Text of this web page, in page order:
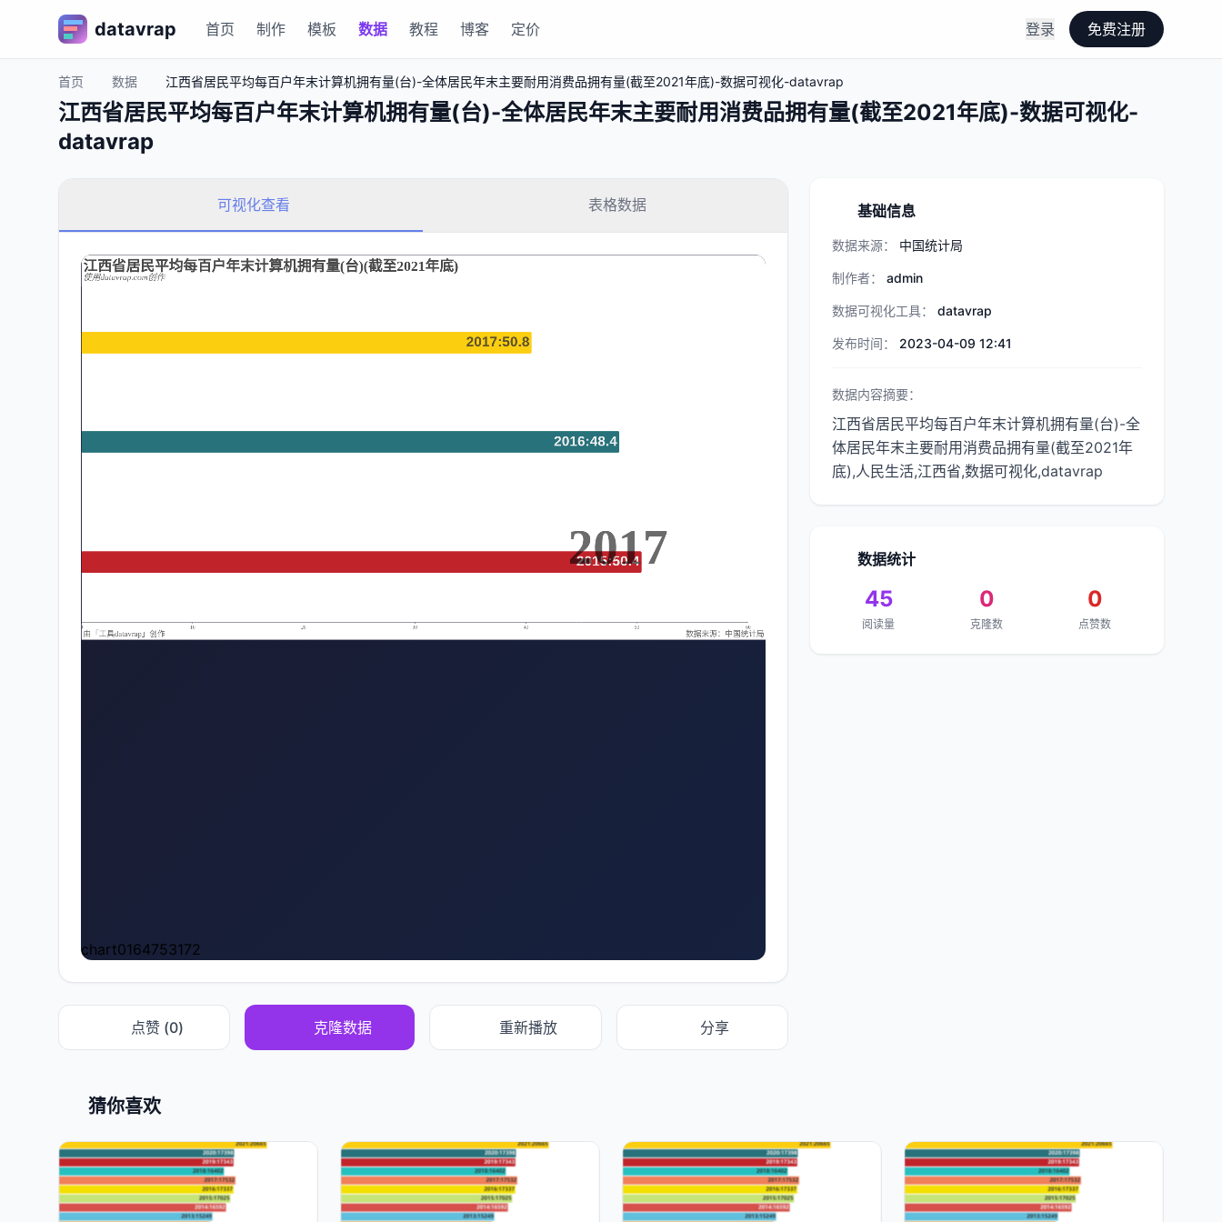
datavrap 首页 制作 模板 数据 教程 博客 定价 登录 免费注册
首页 数据 江西省居民平均每百户年末计算机拥有量(台)-全体居民年末主要耐用消费品拥有量(截至2021年底)-数据可视化-datavrap
江西省居民平均每百户年末计算机拥有量(台)-全体居民年末主要耐用消费品拥有量(截至2021年底)-数据可视化-
datavrap
可视化查看 表格数据
chart0164753172
点赞 (0) 克隆数据 重新播放 分享
基础信息
数据来源： 中国统计局
制作者： admin
数据可视化工具： datavrap
发布时间： 2023-04-09 12:41
数据内容摘要：
江西省居民平均每百户年末计算机拥有量(台)-全
体居民年末主要耐用消费品拥有量(截至2021年
底),人民生活,江西省,数据可视化,datavrap
数据统计
45
阅读量
0
克隆数
0
点赞数
猜你喜欢